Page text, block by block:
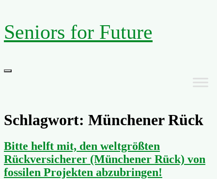
Zum
Inhalt
springen
Seniors for Future
Primäres
Schlagwort: Münchener Rück
Bitte helft mit, den weltgrößten
Rückversicherer (Münchener Rück) von
fossilen Projekten abzubringen!